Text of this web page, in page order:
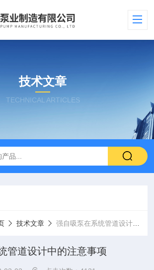
技术文章
TECHNICAL ARTICLES
技术文章 强自吸泵在系统管道设计中的注意事项
管道设计中的注意事项